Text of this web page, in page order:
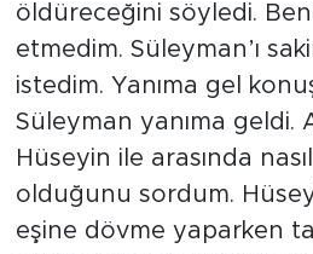
öldüreceğini söyledi.
etmedim. Süleyman’ı
istedim. Yanıma gel
Süleyman yanıma geldi.
Hüseyin ile arasında nasıl
olduğunu sordum.
eşine dövme yaparken